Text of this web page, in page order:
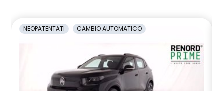
NEOPATENTATI CAMBIO AUTOMATICO